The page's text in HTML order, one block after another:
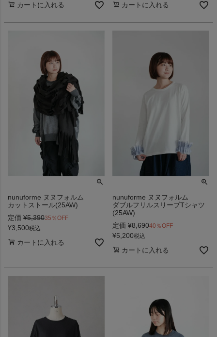
カートに入れる カートに入れる
nunuforme ヌヌフォルム
カットストール(25AW)
定価 ¥5,39035％OFF
¥3,500税込
カートに入れる
nunuforme ヌヌフォルム
ダブルフリルスリーブTシャツ
(25AW)
定価 ¥8,69040％OFF
¥5,200税込
カートに入れる